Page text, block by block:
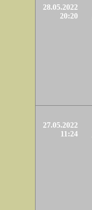
28.05.2022
20:20
27.05.2022
11:24